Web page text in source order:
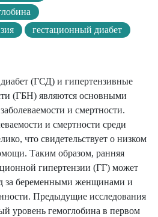
гестационный диабет
(ГСД) и гипертензивные
(ГБН) являются основными
и смертности.
и смертности среди
что свидетельствует о низком
Таким образом, ранняя
гипертензии (ГГ) может
за беременными женщинами и
Предыдущие исследования
уровень гемоглобина в первом